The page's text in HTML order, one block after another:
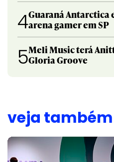
4Guaraná Antarctica
arena gamer em SP
5Meli Music terá
Gloria Groove
veja também